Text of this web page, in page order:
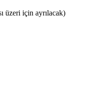
üzeri için ayrılacak)